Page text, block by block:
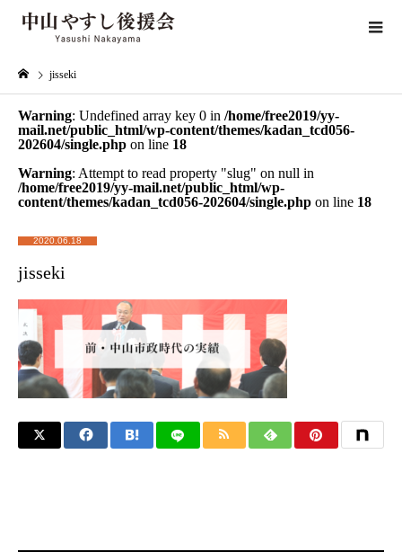
jisseki
Warning: Undefined array key 0 in /home/free2019/yy-
mail.net/public_html/wp-content/themes/kadan_tcd056-
202604/single.php on line 18
Warning: Attempt to read property "slug" on null in
/home/free2019/yy-mail.net/public_html/wp-
content/themes/kadan_tcd056-202604/single.php on line 18
2020.06.18
jisseki